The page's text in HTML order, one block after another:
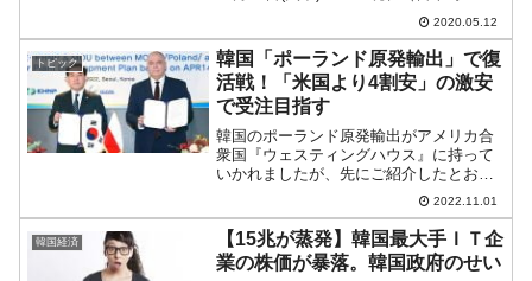
間）、ドルウォンチャートは以下のよう
『Investing.com』より引用：以下同）。
現在のとこ...
2020.05.12
トピック
韓国「ポーランド原発輸出」で復
活戦！「米国より4割安」の激安
で受注目指す
韓国のポーランド原発輸出がアメリカ合
衆国『ウェスティングハウス』に持って
いかれましたが、先にご紹介したとお
り、これは第1期事業の約400億ドル。ポ
ーランド第2期以降の原発受注を目指す！
2022年10月31日、韓国の産業通商資源
部・ポーランド...
2022.11.01
韓国経済
【15兆が蒸発】韓国最大手ＩＴ企
業の株価が暴落。韓国政府のせい